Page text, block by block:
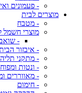
- פעמונים
מוצרים לבית
- מטבח
מוצרי חשמל
-
- איבזור
- מתקני
- ונטות
- מאווררים
- חימום